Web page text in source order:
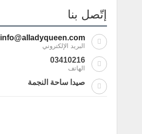
إتّصل بنا
info@alladyqueen.com
البريد الإلكتروني
03410216
الهاتف
صيدا ساحة النجمة